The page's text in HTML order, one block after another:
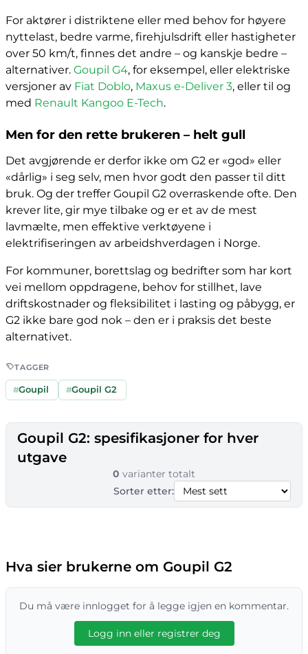
For aktører i distriktene eller med behov for høyere
nyttelast, bedre varme, firehjulsdrift eller hastigheter
over 50 km/t, finnes det andre – og kanskje bedre –
alternativer. Goupil G4, for eksempel, eller elektriske
versjoner av Fiat Doblo, Maxus e-Deliver 3, eller til og
med Renault Kangoo E-Tech.
Men for den rette brukeren – helt gull
Det avgjørende er derfor ikke om G2 er «god» eller
«dårlig» i seg selv, men hvor godt den passer til ditt
bruk. Og der treffer Goupil G2 overraskende ofte. Den
krever lite, gir mye tilbake og er et av de mest
lavmælte, men effektive verktøyene i
elektrifiseringen av arbeidshverdagen i Norge.
For kommuner, borettslag og bedrifter som har kort
vei mellom oppdragene, behov for stillhet, lave
driftskostnader og fleksibilitet i lasting og påbygg, er
G2 ikke bare god nok – den er i praksis det beste
alternativet.
TAGGER
#Goupil #Goupil G2
Goupil G2: spesifikasjoner for hver
utgave
0 varianter totalt
Sorter etter:
Hva sier brukerne om Goupil G2
Du må være innlogget for å legge igjen en kommentar.
Logg inn eller registrer deg